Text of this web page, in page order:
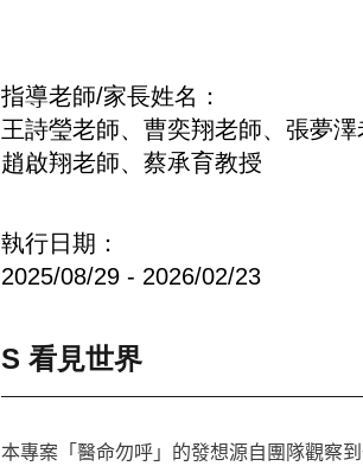
指導老師/家長姓名
王詩瑩老師、曹奕翔老師、張夢澤
趙啟翔老師、蔡承育教授
執行日期
2025/08/29 - 2026/02/23
S 看見世界
本專案「醫命勿呼」的發想源自團隊觀察